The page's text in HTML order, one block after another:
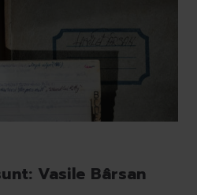
Vasile Bârsan